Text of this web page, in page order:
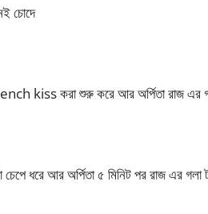
চোদে
kiss করা শুরু করে আর অর্পিতা রাজ এর
ধরে আর অর্পিতা ৫ মিনিট পর রাজ এর গলা